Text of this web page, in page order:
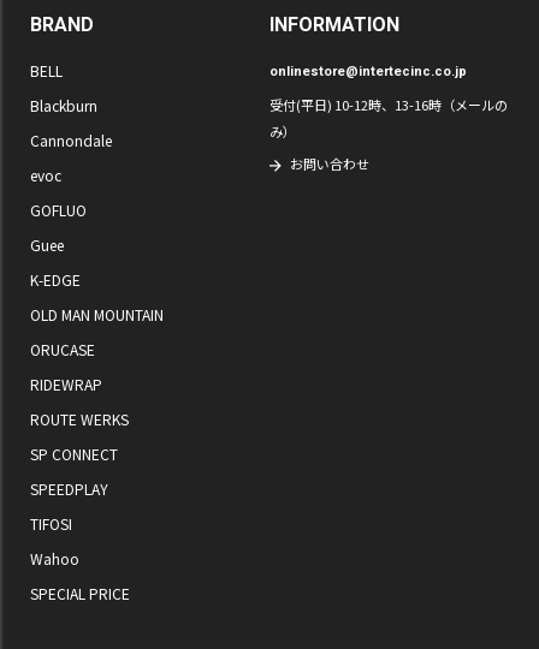
BRAND
BELL
Blackburn
Cannondale
evoc
GOFLUO
Guee
K-EDGE
OLD MAN MOUNTAIN
ORUCASE
RIDEWRAP
ROUTE WERKS
SP CONNECT
SPEEDPLAY
TIFOSI
Wahoo
SPECIAL PRICE
INFORMATION
onlinestore@intertecinc.co.jp
受付(平日) 10-12時、13-16時（メールの
み）
お問い合わせ